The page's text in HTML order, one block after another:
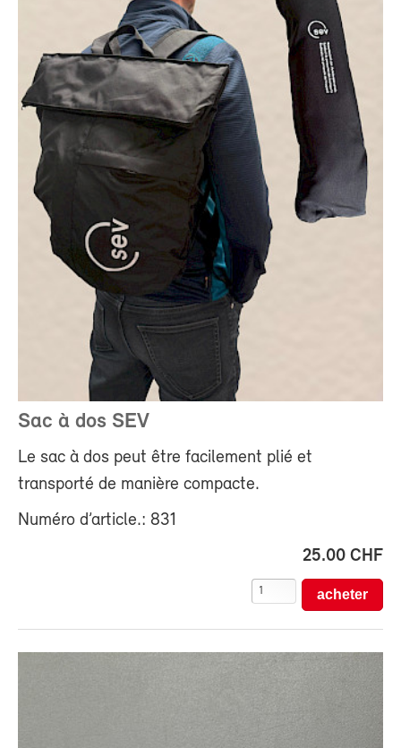
Sac à dos SEV
Le sac à dos peut être facilement plié et
transporté de manière compacte.
Numéro d’article.: 831
25.00 CHF